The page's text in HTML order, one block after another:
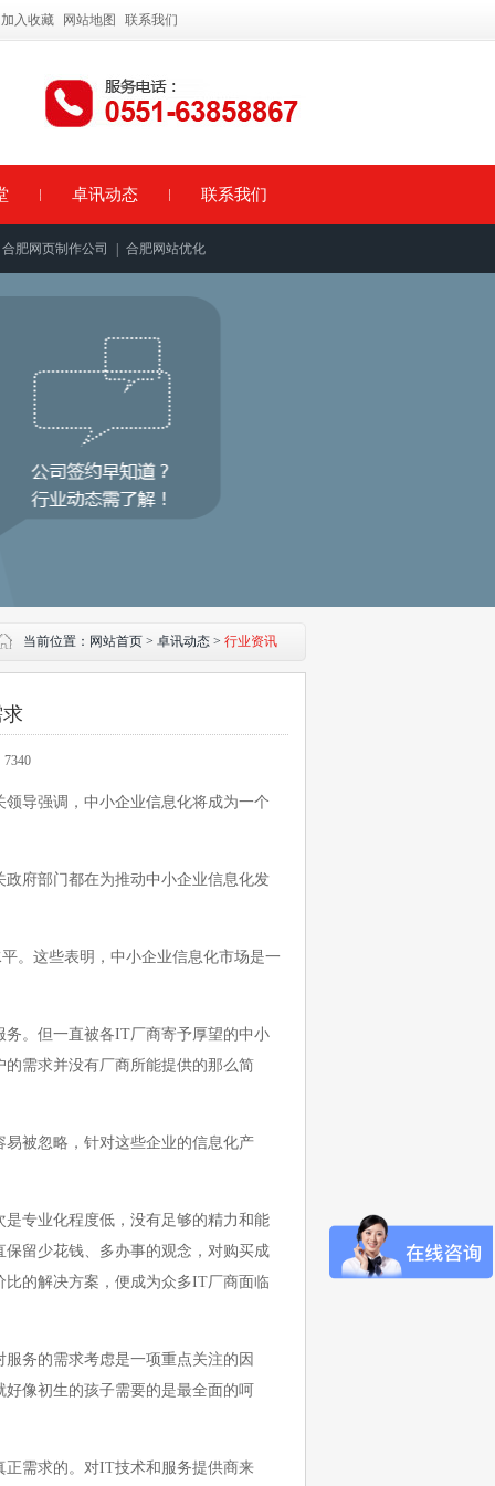
加入收藏 网站地图 联系我们
卓讯动态 联系我们
合肥网页制作公司 合肥网站优化
当前位置： 网站首页 > 卓讯动态 > 行业资讯
导强调，中小企业信息化将成为一个
府部门都在为推动中小企业信息化发
这些表明，中小企业信息化市场是一
。但一直被各IT厂商寄予厚望的中小
需求并没有厂商所能提供的那么简
被忽略，针对这些企业的信息化产
专业化程度低，没有足够的精力和能
留少花钱、多办事的观念，对购买成
的解决方案，便成为众多IT厂商面临
务的需求考虑是一项重点关注的因
像初生的孩子需要的是最全面的呵
需求的。对IT技术和服务提供商来